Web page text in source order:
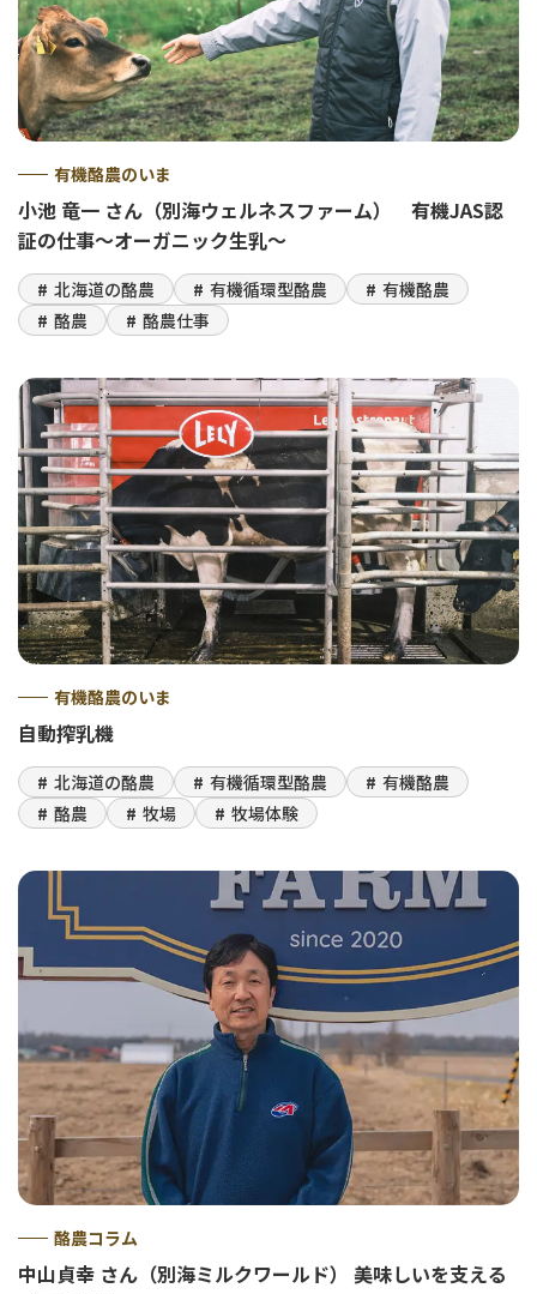
有機酪農のいま
小池 竜一 さん（別海ウェルネスファーム） 有機JAS認
証の仕事～オーガニック生乳～
北海道の酪農 有機循環型酪農
有機酪農
酪農
酪農仕事
有機酪農のいま
自動搾乳機
北海道の酪農 有機循環型酪農
有機酪農
酪農
牧場 牧場体験
酪農コラム
中山貞幸 さん（別海ミルクワールド） 美味しいを支える